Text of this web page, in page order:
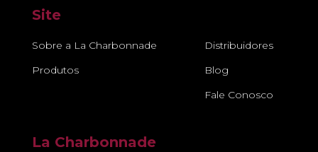
Site
Sobre a La Charbonnade
Produtos
Distribuidores
Blog
Fale Conosco
La Charbonnade